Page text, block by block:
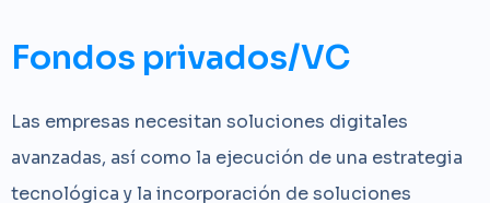
Fondos privados/VC
Las empresas necesitan soluciones digitales
avanzadas, así como la ejecución de una estrategia
tecnológica y la incorporación de soluciones